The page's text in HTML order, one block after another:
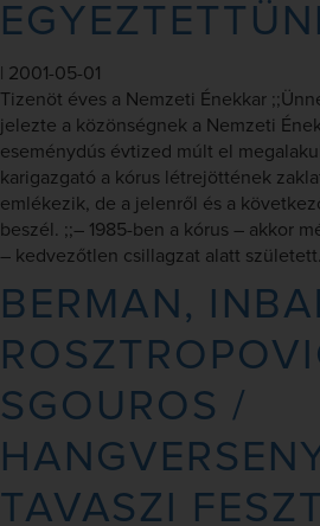
2001-05-01
Tizenöt éves a Nemzeti Énekkar
jelezte a közönségnek a Nemzeti
eseménydús évtized múlt el
karigazgató a kórus létrejöttének
emlékezik, de a jelenről és a
beszél. ;;– 1985-ben a kórus – akkor
– kedvezőtlen csillagzat alatt
BERMAN,
SGOUROS /
TAVASZI